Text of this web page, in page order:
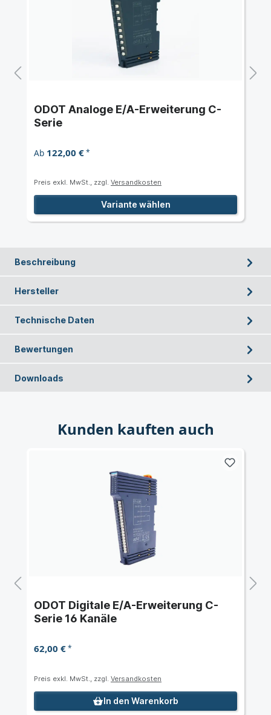
ODOT Analoge E/A-Erweiterung C-
Serie
Ab 122,00 €*
Preis exkl. MwSt., zzgl. Versandkosten
Variante wählen
Kunden kauften auch
ODOT Digitale E/A-Erweiterung C-
Serie 16 Kanäle
62,00 €*
Preis exkl. MwSt., zzgl. Versandkosten
In den Warenkorb
Beschreibung
Hersteller
Technische Daten
Bewertungen
Downloads